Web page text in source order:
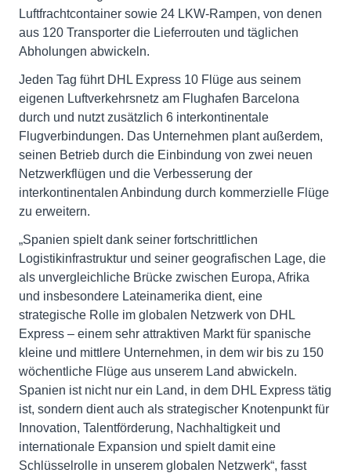
Luftfrachtcontainer sowie 24 LKW-Rampen, von denen
aus 120 Transporter die Lieferrouten und täglichen
Abholungen abwickeln.
Jeden Tag führt DHL Express 10 Flüge aus seinem
eigenen Luftverkehrsnetz am Flughafen Barcelona
durch und nutzt zusätzlich 6 interkontinentale
Flugverbindungen. Das Unternehmen plant außerdem,
seinen Betrieb durch die Einbindung von zwei neuen
Netzwerkflügen und die Verbesserung der
interkontinentalen Anbindung durch kommerzielle Flüge
zu erweitern.
„Spanien spielt dank seiner fortschrittlichen
Logistikinfrastruktur und seiner geografischen Lage, die
als unvergleichliche Brücke zwischen Europa, Afrika
und insbesondere Lateinamerika dient, eine
strategische Rolle im globalen Netzwerk von DHL
Express – einem sehr attraktiven Markt für spanische
kleine und mittlere Unternehmen, in dem wir bis zu 150
wöchentliche Flüge aus unserem Land abwickeln.
Spanien ist nicht nur ein Land, in dem DHL Express tätig
ist, sondern dient auch als strategischer Knotenpunkt für
Innovation, Talentförderung, Nachhaltigkeit und
internationale Expansion und spielt damit eine
Schlüsselrolle in unserem globalen Netzwerk“, fasst